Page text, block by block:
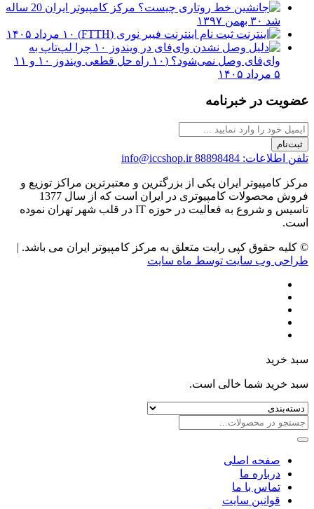
مرکز کامپیوتر ایران 20 ساله
شد ۳۰ بهمن ۱۳۹۷
ثبت نام اینترنت فیبر نوری (FTTH)
۱۰ مرداد ۱۴۰۵
چرا لپ‌تاپ به
وای‌فای وصل نمی‌شود؟ (۱۰ راه حل قطعی ویندوز ۱۰ و ۱۱
۵ مرداد ۱۴۰۵
عضویت در خبرنامه
ثبت‌نام
تلفن اطلاعات: 88898484 info@iccshop.ir
مرکز کامپیوتر ایران یکی از بزرگترین و معتبرترین مراکز توزیع و
فروش محصولات کامپیوتری در ایران است که از سال 1377
تاسیس و شروع به فعالیت در حوزه IT در قلب شهر تهران نموده
است.
© کلیه حقوق کپی رایت متعلق به مرکز کامپیوتر ایران می باشد. |
طراحی وب سایت توسط ماه سایت
سبد خرید
سبد خرید شما خالی است.
صفحه اصلی
درباره ما
تماس با ما
قوانین سایت